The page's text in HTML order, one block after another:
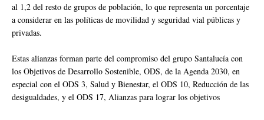
al 1,2 del resto de grupos de población, lo que representa un porcentaje
a considerar en las políticas de movilidad y seguridad vial públicas y
privadas.
Estas alianzas forman parte del compromiso del grupo Santalucía con
los Objetivos de Desarrollo Sostenible, ODS, de la Agenda 2030, en
especial con el ODS 3, Salud y Bienestar, el ODS 10, Reducción de las
desigualdades, y el ODS 17, Alianzas para lograr los objetivos